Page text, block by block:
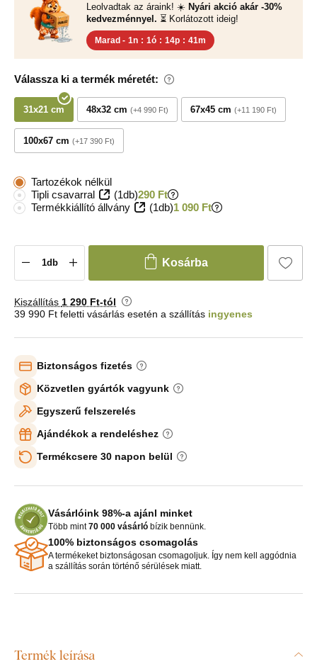
Leolvadtak az áraink! ☀️ Nyári akció akár -30%
kedvezménnyel. ⏳ Korlátozott ideig!
Marad - 1n : 1ó : 14p : 40m
Válassza ki a termék méretét:
31x21 cm 48x32 cm +4 990 Ft 67x45 cm +11 190 Ft
100x67 cm +17 390 Ft
Tartozékok nélkül
Tipli csavarral
(1db)290 Ft
Termékkiállító állvány
(1db)1 090 Ft
Kosárba
Kiszállítás 1 290 Ft-tól
39 990 Ft feletti vásárlás esetén a szállítás ingyenes
Biztonságos fizetés
Közvetlen gyártók vagyunk
Egyszerű felszerelés
Ajándékok a rendeléshez
Termékcsere 30 napon belül
Vásárlóink 98%-a ajánl minket
Több mint70 000 vásárló bízik bennünk.
100% biztonságos csomagolás
A termékeket biztonságosan csomagoljuk. Így nem kell aggódnia
a szállítás során történő sérülések miatt.
Termék leírása